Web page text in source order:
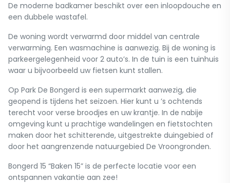
De moderne badkamer beschikt over een inloopdouche en
een dubbele wastafel.
De woning wordt verwarmd door middel van centrale
verwarming. Een wasmachine is aanwezig. Bij de woning is
parkeergelegenheid voor 2 auto’s. In de tuin is een tuinhuis
waar u bijvoorbeeld uw fietsen kunt stallen.
Op Park De Bongerd is een supermarkt aanwezig, die
geopend is tijdens het seizoen. Hier kunt u ’s ochtends
terecht voor verse broodjes en uw krantje. In de nabije
omgeving kunt u prachtige wandelingen en fietstochten
maken door het schitterende, uitgestrekte duingebied of
door het aangrenzende natuurgebied De Vroongronden.
Bongerd 15 “Baken 15” is de perfecte locatie voor een
ontspannen vakantie aan zee!